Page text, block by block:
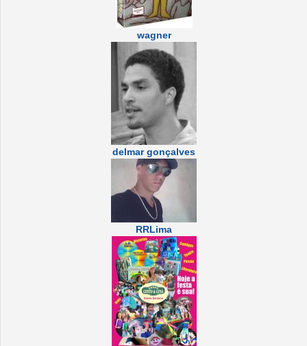
wagner
delmar gonçalves
RRLima